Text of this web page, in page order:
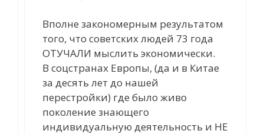
Вполне закономерным результатом
того, что советских людей 73 года
ОТУЧАЛИ мыслить экономически.
В соцстранах Европы, (да и в Китае
за десять лет до нашей
перестройки) где было живо
поколение знающего
индивидуальную деятельность и НЕ